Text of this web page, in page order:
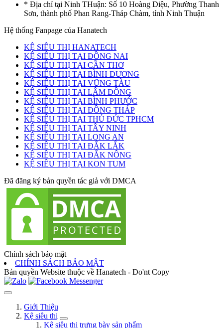
* Địa chỉ tại Ninh THuận: Số 10 Hoàng Diệu, Phường Thanh
Sơn, thành phố Phan Rang-Tháp Chàm, tỉnh Ninh Thuận
Hệ thống Fanpage của Hanatech
KỆ SIÊU THỊ HANATECH
KỆ SIÊU THỊ TẠI ĐỒNG NAI
KỆ SIÊU THỊ TẠI CẦN THƠ
KỆ SIÊU THỊ TẠI BÌNH DƯƠNG
KỆ SIÊU THỊ TẠI VŨNG TÀU
KỆ SIÊU THỊ TẠI LÂM ĐỒNG
KỆ SIÊU THỊ TẠI BÌNH PHƯỚC
KỆ SIÊU THỊ TẠI ĐỒNG THÁP
KỆ SIÊU THỊ TẠI THỦ ĐỨC TPHCM
KỆ SIÊU THỊ TẠI TÂY NINH
KỆ SIÊU THỊ TẠI LONG AN
KỆ SIÊU THỊ TẠI ĐẮK LẮK
KỆ SIÊU THỊ TẠI ĐẮK NÔNG
KỆ SIÊU THỊ TẠI KON TUM
Đã đăng ký bản quyền tác giả với DMCA
Chính sách bảo mật
CHÍNH SÁCH BẢO MẬT
Bản quyền Website thuộc về Hanatech - Do'nt Copy
Giới Thiệu
Kệ siêu thị
Kệ siêu thị trưng bày sản phẩm